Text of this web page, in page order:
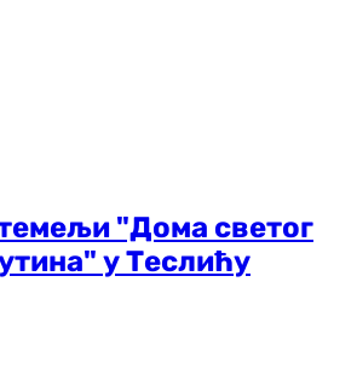
"Дома светог
у Теслићу